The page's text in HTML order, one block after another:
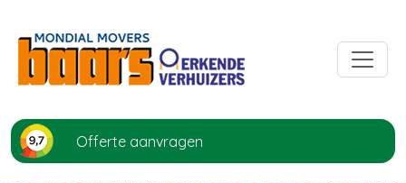
Offerte aanvragen